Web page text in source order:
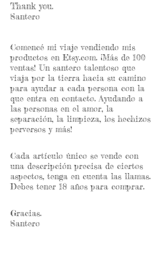
Thank you.
Santero
Comencé mi viaje vendiendo mis
productos en Etsy.com. ¡Más de 100
ventas! Un santero talentoso que
viaja por la tierra hacia su camino
para ayudar a cada persona con la
que entra en contacto. Ayudando a
las personas en el amor, la
separación, la limpieza, los hechizos
perversos y más!
Cada artículo único se vende con
una descripción precisa de ciertos
aspectos, tenga en cuenta las llamas.
Debes tener 18 años para comprar.
Gracias.
Santero